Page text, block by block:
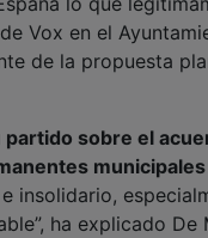
Vox en el
de la propuesta
sobre el
insolidario,
ha explicado